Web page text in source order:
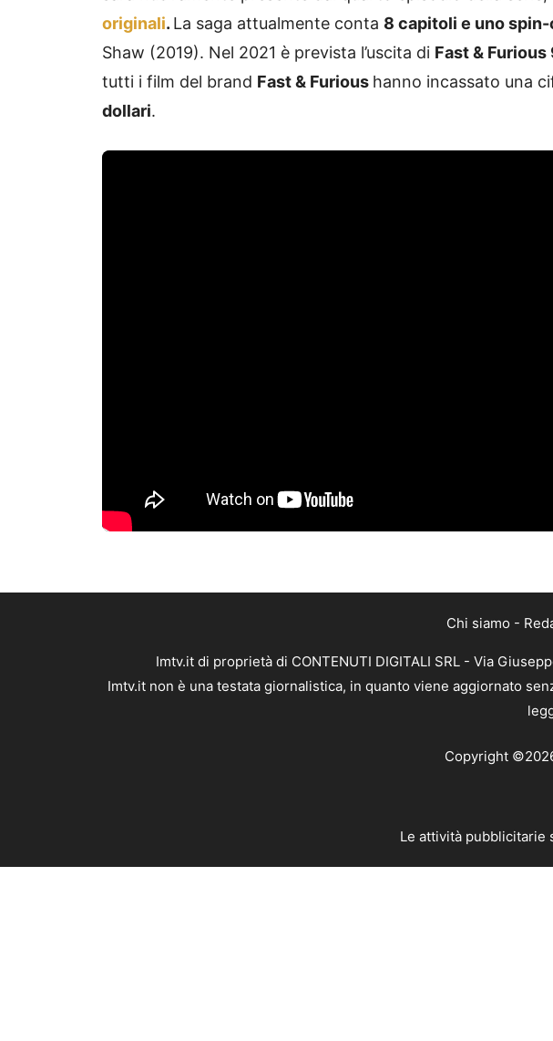
originali. La saga attualmente conta 8 capitoli e uno
Shaw (2019). Nel 2021 è prevista l’uscita di Fast & Furious
tutti i film del brand Fast & Furious hanno incassato una
dollari.
Chi siamo -
Imtv.it di proprietà di CONTENUTI DIGITALI SRL - Via
Imtv.it non è una testata giornalistica, in quanto viene aggiornato
Copyright
Le attività pubblicitarie